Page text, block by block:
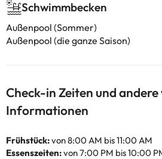
Schwimmbecken
Außenpool (Sommer)
Außenpool (die ganze Saison)
Check-in Zeiten und
Informationen
Frühstück:von 8:00 AM bis 11:00 AM
Essenszeiten:von 7:00 PM bis 10:00